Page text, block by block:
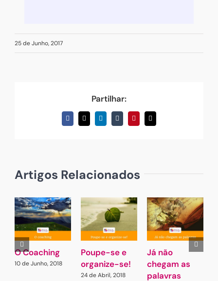
25 de Junho, 2017
Partilhar:
Facebook
X LinkedInTumblrPinterestEmail
(necessário
Artigos Relacionados
O Coaching
10 de Junho, 2018
Poupe-se e
organize-se!
24 de Abril, 2018
Já não
chegam as
palavras